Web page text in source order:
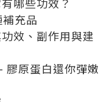
充品
效、副作用與建
原蛋白還你彈嫩